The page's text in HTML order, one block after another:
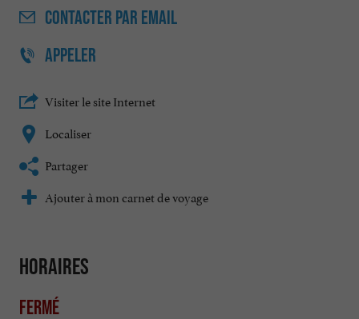
CONTACTER PAR EMAIL
APPELER
Visiter le site Internet
Localiser
Partager
Ajouter à mon carnet de voyage
Horaires
Fermé